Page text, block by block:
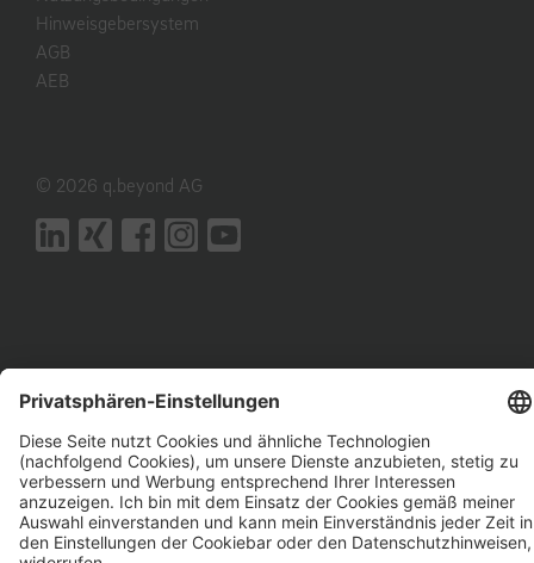
Hinweisgebersystem
AGB
AEB
© 2026 q.beyond AG